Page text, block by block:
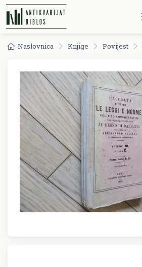
Naslovnica Knjige Povijest